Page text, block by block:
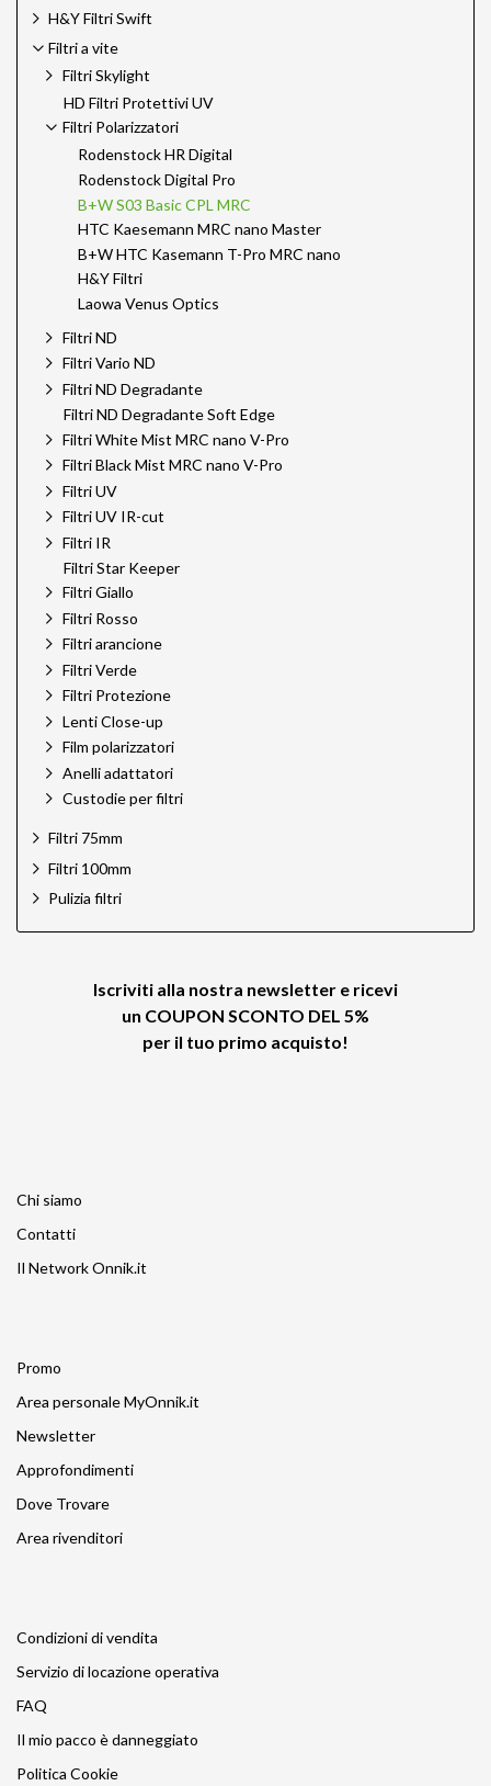
H&Y Filtri Swift
Filtri a vite
Filtri Skylight
HD Filtri Protettivi UV
Filtri Polarizzatori
Rodenstock HR Digital
Rodenstock Digital Pro
B+W S03 Basic CPL MRC
HTC Kaesemann MRC nano Master
B+W HTC Kasemann T-Pro MRC nano
H&Y Filtri
Laowa Venus Optics
Filtri ND
Filtri Vario ND
Filtri ND Degradante
Filtri ND Degradante Soft Edge
Filtri White Mist MRC nano V-Pro
Filtri Black Mist MRC nano V-Pro
Filtri UV
Filtri UV IR-cut
Filtri IR
Filtri Star Keeper
Filtri Giallo
Filtri Rosso
Filtri arancione
Filtri Verde
Filtri Protezione
Lenti Close-up
Film polarizzatori
Anelli adattatori
Custodie per filtri
Filtri 75mm
Filtri 100mm
Pulizia filtri
Iscriviti alla nostra newsletter e ricevi
un COUPON SCONTO DEL 5%
per il tuo primo acquisto!
Chi siamo
Contatti
Il Network Onnik.it
Promo
Area personale MyOnnik.it
Newsletter
Approfondimenti
Dove Trovare
Area rivenditori
Condizioni di vendita
Servizio di locazione operativa
FAQ
Il mio pacco è danneggiato
Politica Cookie